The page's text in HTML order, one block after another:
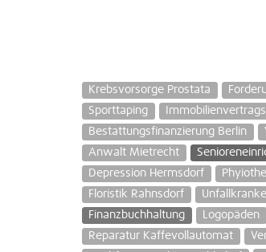
Krebsvorsorge Prostata
Sporttaping
Bestattungsfinanzierung Berlin
Anwalt Mietrecht
Depression Hermsdorf
Floristik Rahnsdorf
Finanzbuchhaltung
Logopäden
Reparatur Kaffevollautomat